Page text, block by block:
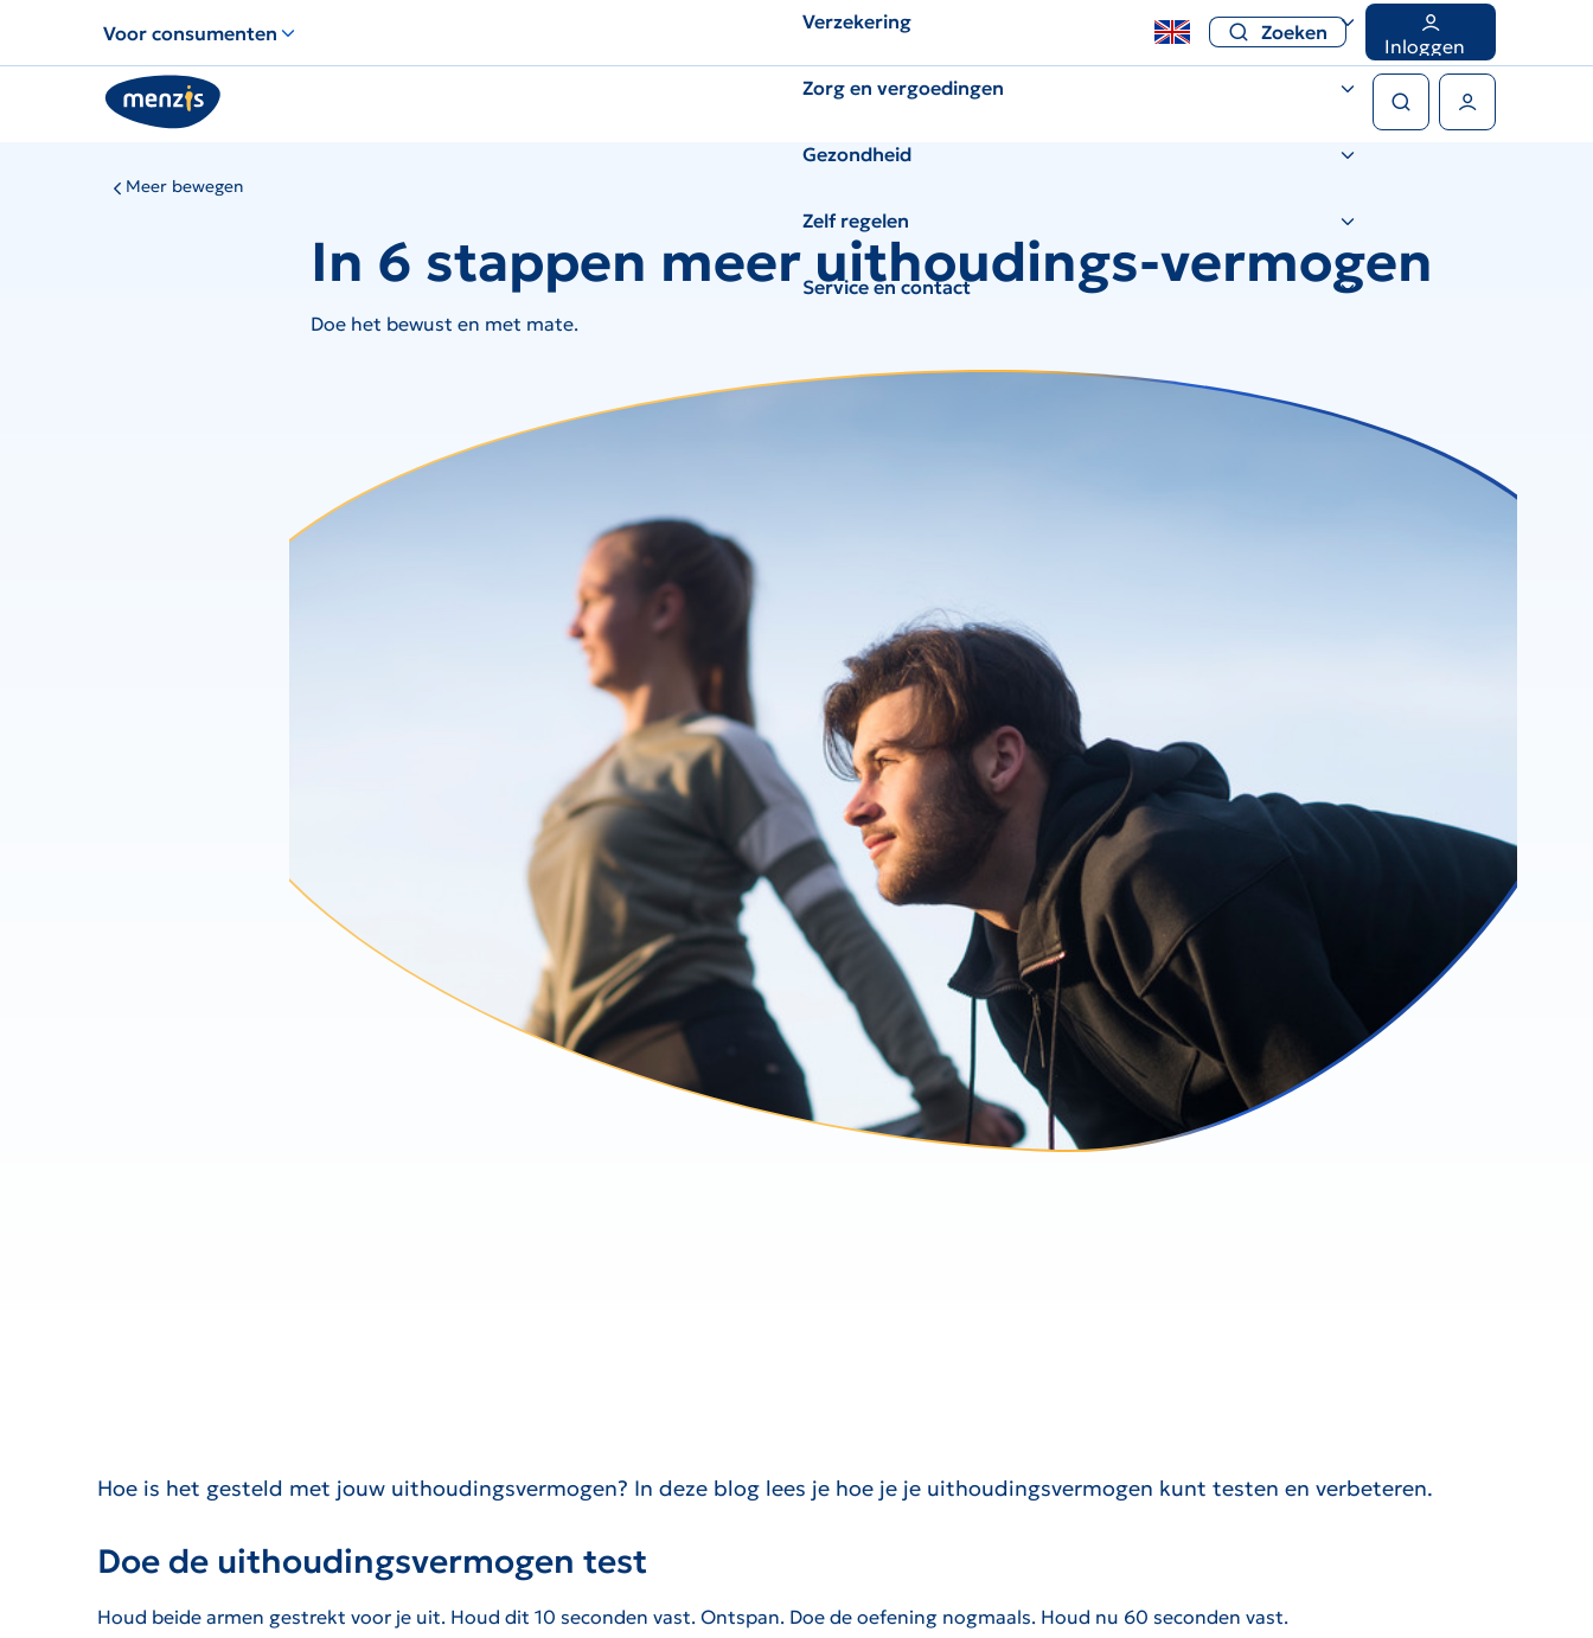
voor
snelle
navigatie
Voor consumenten Zoeken
Inloggen
Verzekering
Zorg en vergoedingen
Gezondheid
Zelf regelen
Service en contact
Meer bewegen
In 6 stappen meer uithoudings-vermogen
Doe het bewust en met mate.
Hoe is het gesteld met jouw uithoudingsvermogen? In deze blog lees je hoe je je uithoudingsvermogen kunt testen en verbeteren.
Doe de uithoudingsvermogen test
Houd beide armen gestrekt voor je uit. Houd dit 10 seconden vast. Ontspan. Doe de oefening nogmaals. Houd nu 60 seconden vast.